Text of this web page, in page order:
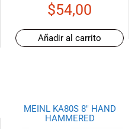
$54,00
Añadir al carrito
MEINL KA80S 8″ HAND
HAMMERED